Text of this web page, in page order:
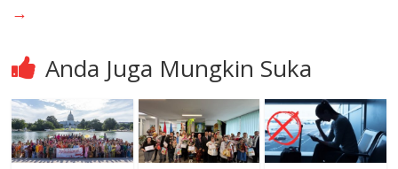
→
Anda Juga Mungkin Suka